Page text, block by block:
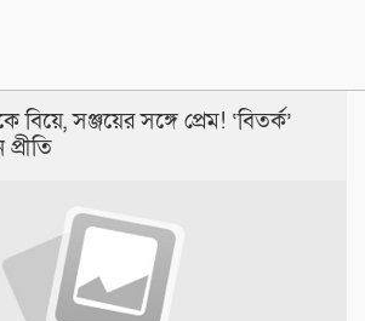
সঞ্জয়ের সঙ্গে প্রেম! ‘বিতর্ক’